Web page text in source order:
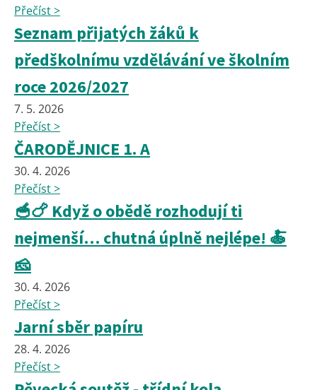
Přečíst >
Seznam přijatých žáků k
předškolnímu vzdělávání ve školním
roce 2026/2027
7. 5. 2026
Přečíst >
ČARODĚJNICE 1. A
30. 4. 2026
Přečíst >
🥣🍗 Když o obědě rozhodují ti
nejmenší… chutná úplně nejlépe! 🍝
🧀
30. 4. 2026
Přečíst >
Jarní sběr papíru
28. 4. 2026
Přečíst >